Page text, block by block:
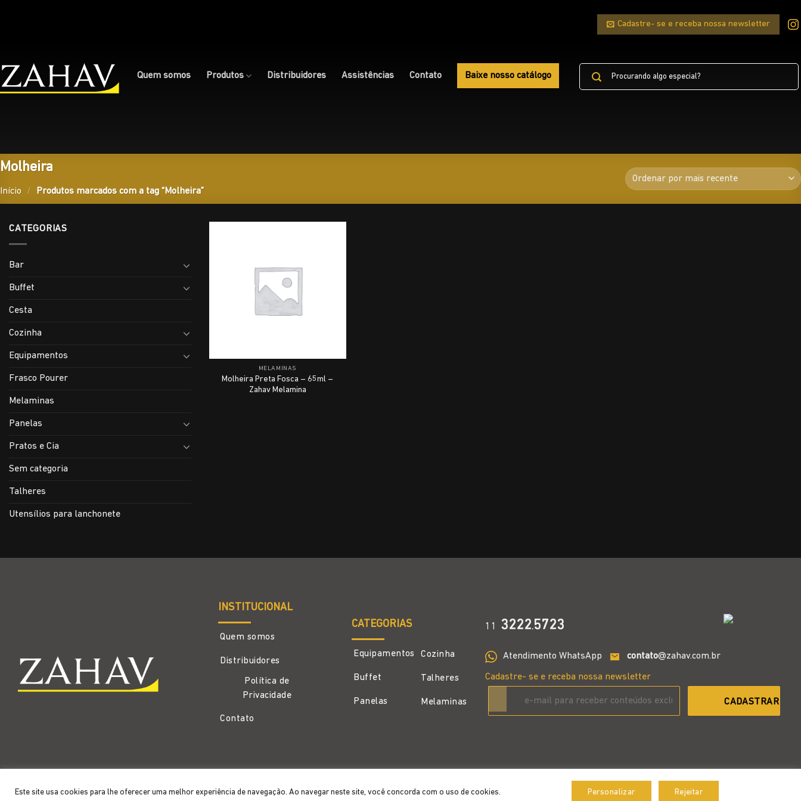
Este site usa cookies para lhe oferecer uma melhor experiência de navegação. Ao navegar neste site, você concorda com o uso de cookies. Personalizar Rejeitar
Cadastre- se e receba nossa newsletter
Quem somos Produtos Distribuidores Assistências Contato Baixe nosso catálogo
Pesquisar
Molheira
Início / Produtos marcados com a tag “Molheira”
CATEGORIAS
Bar
Buffet
Cesta
Cozinha
Equipamentos
Frasco Pourer
Melaminas
Panelas
Pratos e Cia
Sem categoria
Talheres
Utensílios para lanchonete
MELAMINAS
Molheira Preta Fosca – 65ml –
Zahav Melamina
INSTITUCIONAL
Quem somos
Distribuidores
Política de
Privacidade
Contato
CATEGORIAS
Equipamentos
Buffet
Panelas
Cozinha
Talheres
Melaminas
11 3222.5723
Atendimento WhatsApp contato@zahav.com.br
Cadastre- se e receba nossa newsletter
Desenvolvido por
Copyright 2026 ©Zahav- Todos os direitos reservados